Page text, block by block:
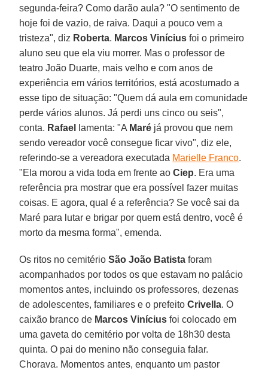
segunda-feira? Como darão aula? "O sentimento de
hoje foi de vazio, de raiva. Daqui a pouco vem a
tristeza", diz Roberta. Marcos Vinícius foi o primeiro
aluno seu que ela viu morrer. Mas o professor de
teatro João Duarte, mais velho e com anos de
experiência em vários territórios, está acostumado a
esse tipo de situação: "Quem dá aula em comunidade
perde vários alunos. Já perdi uns cinco ou seis",
conta. Rafael lamenta: "A Maré já provou que nem
sendo vereador você consegue ficar vivo", diz ele,
referindo-se a vereadora executada Marielle Franco.
"Ela morou a vida toda em frente aoCiep. Era uma
referência pra mostrar que era possível fazer muitas
coisas. E agora, qual é a referência? Se você sai da
Maré para lutar e brigar por quem está dentro, você é
morto da mesma forma", emenda.
Os ritos no cemitérioSão João Batista foram
acompanhados por todos os que estavam no palácio
momentos antes, incluindo os professores, dezenas
de adolescentes, familiares e o prefeitoCrivella. O
caixão branco de Marcos Vinícius foi colocado em
uma gaveta do cemitério por volta de 18h30 desta
quinta. O pai do menino não conseguia falar.
Chorava. Momentos antes, enquanto um pastor